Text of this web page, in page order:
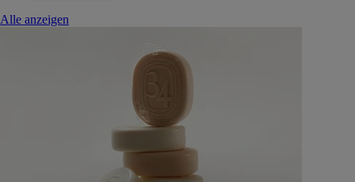
Alle anzeigen